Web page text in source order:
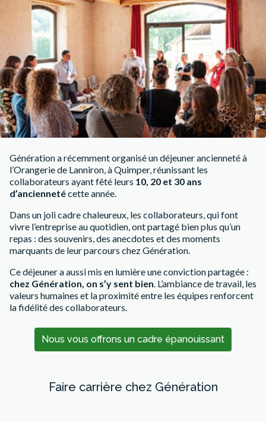
Génération a récemment organisé un déjeuner ancienneté à
l’Orangerie de Lanniron, à Quimper, réunissant les
collaborateurs ayant fêté leurs 10, 20 et 30 ans
d’anciennetécette année.
Dans un joli cadre chaleureux, les collaborateurs, qui font
vivre l’entreprise au quotidien, ont partagé bien plus qu’un
repas : des souvenirs, des anecdotes et des moments
marquants de leur parcours chez Génération.
Ce déjeuner a aussi mis en lumière une conviction partagée :
chez Génération, on s’y sent bien. L’ambiance de travail, les
valeurs humaines et la proximité entre les équipes renforcent
la fidélité des collaborateurs.
Nous vous offrons un cadre épanouissant
Faire carrière chez Génération